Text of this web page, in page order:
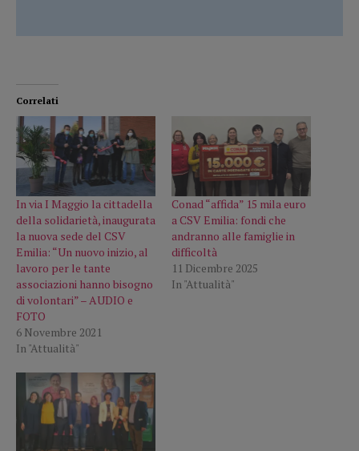
Correlati
In via I Maggio la cittadella
della solidarietà, inaugurata
la nuova sede del CSV
Emilia: “Un nuovo inizio, al
lavoro per le tante
associazioni hanno bisogno
di volontari” – AUDIO e
FOTO
6 Novembre 2021
In "Attualità"
Conad “affida” 15 mila euro
a CSV Emilia: fondi che
andranno alle famiglie in
difficoltà
11 Dicembre 2025
In "Attualità"